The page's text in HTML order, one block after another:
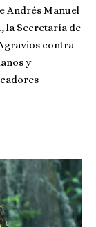
Andrés Manuel
la Secretaría de
contra
y